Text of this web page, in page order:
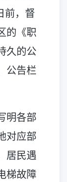
前，督
的《职
久的公
公告栏
明各部
对应部
居民遇
梯故障